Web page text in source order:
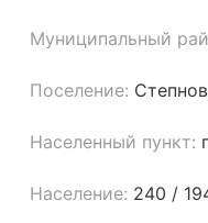
Муниципальный
Поселение:
Населенный пункт:
Население: 240 /